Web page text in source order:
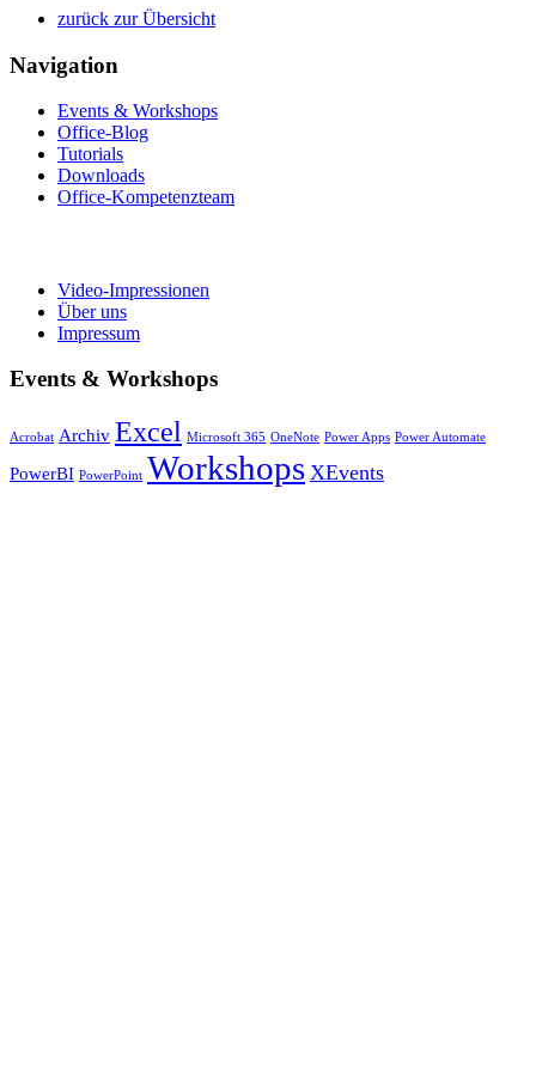
zurück zur Übersicht
Navigation
Events & Workshops
Office-Blog
Tutorials
Downloads
Office-Kompetenzteam
Video-Impressionen
Über uns
Impressum
Events & Workshops
Acrobat Archiv Excel Microsoft 365 OneNote Power Apps Power Automate
PowerBI PowerPoint Workshops XEvents